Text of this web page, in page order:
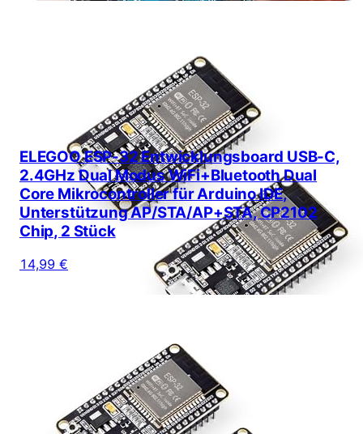
ELEGOO ESP-32 Entwicklungsboard USB-C,
2.4GHz Dual Modus WiFi+Bluetooth Dual
Core Mikrocontroller für Arduino IDE,
Unterstützung AP/STA/AP+STA, CP2102
Chip, 2 Stück
14,99 €